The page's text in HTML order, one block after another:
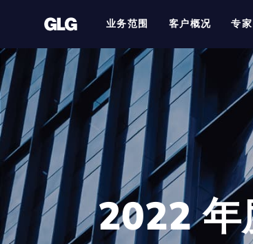
业务范围 客户概况 专
2022 年